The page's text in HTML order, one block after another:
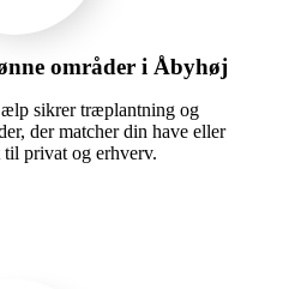
områder i Åbyhøj
sikrer træplantning og
der matcher din have eller
privat og erhverv.